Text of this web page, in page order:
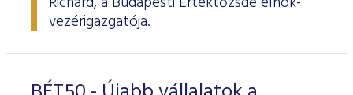
vezérigazgatója.